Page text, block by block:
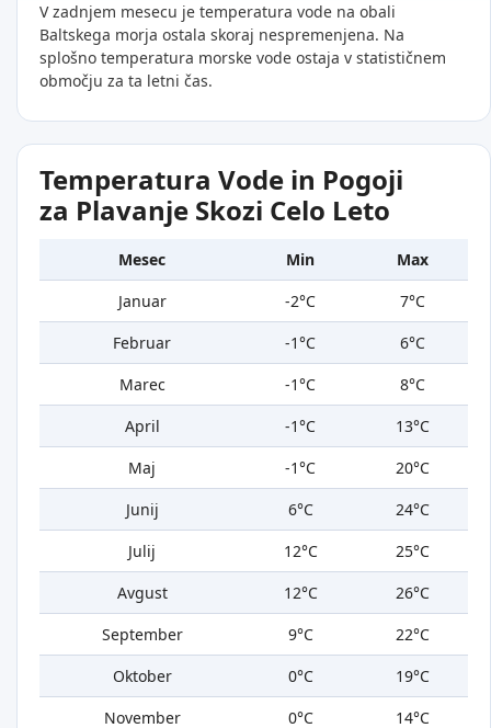
V zadnjem mesecu je temperatura vode na obali
Baltskega morja ostala skoraj nespremenjena. Na
splošno temperatura morske vode ostaja v statističnem
območju za ta letni čas.
Temperatura Vode in Pogoji
za Plavanje Skozi Celo Leto
Mesec Min
Max
Januar
-2°C
7°C
Februar
-1°C
6°C
Marec
-1°C
8°C
April
-1°C
13°C
Maj
-1°C
20°C
Junij
6°C
24°C
Julij
12°C
25°C
Avgust
12°C
26°C
September
9°C
22°C
Oktober
0°C
19°C
November
0°C
14°C